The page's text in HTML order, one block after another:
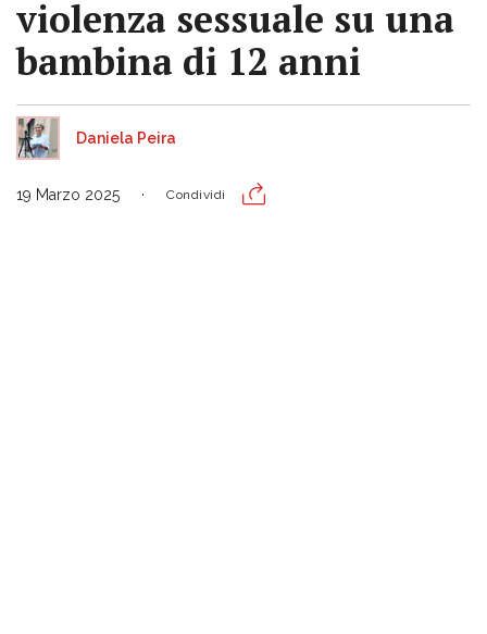
violenza sessuale su una
bambina di 12 anni
Daniela Peira
19 Marzo 2025 Condividi